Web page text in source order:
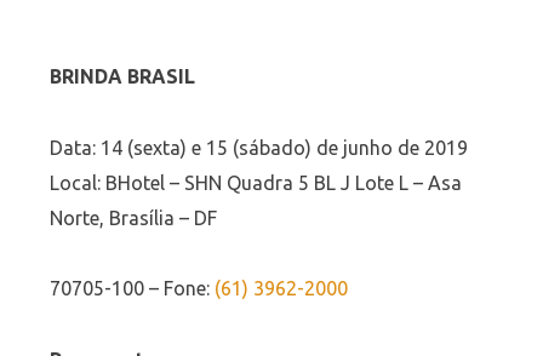
BRINDA BRASIL
Data: 14 (sexta) e 15 (sábado) de junho de 2019
Local: BHotel – SHN Quadra 5 BL J Lote L – Asa
Norte, Brasília – DF
70705-100 – Fone: (61) 3962-2000